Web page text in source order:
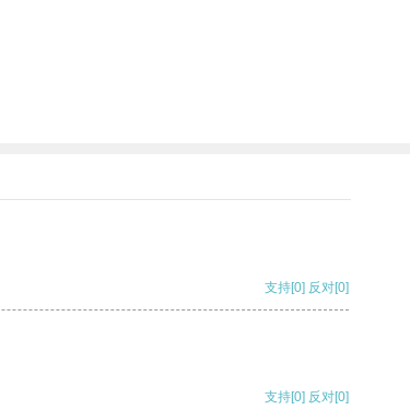
支持[0] 反对[0]
支持[0] 反对[0]